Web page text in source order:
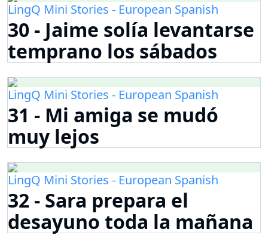
LingQ Mini Stories - European Spanish
30 - Jaime solía levantarse
temprano los sábados
LingQ Mini Stories - European Spanish
31 - Mi amiga se mudó
muy lejos
LingQ Mini Stories - European Spanish
32 - Sara prepara el
desayuno toda la mañana